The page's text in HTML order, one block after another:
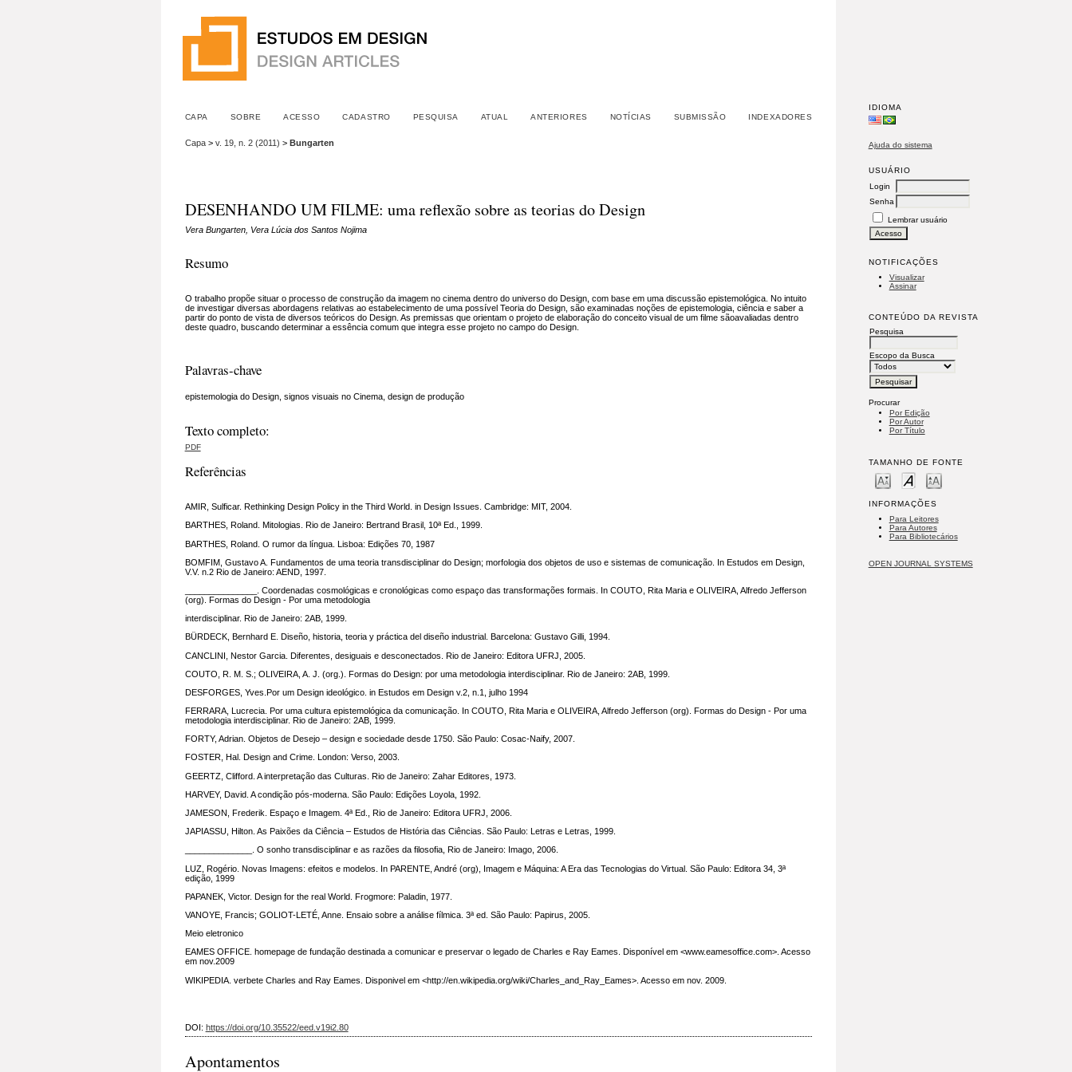
IDIOMA
Ajuda do sistema
USUÁRIO
Login
Senha
Lembrar usuário
NOTIFICAÇÕES
Visualizar
Assinar
CONTEÚDO DA REVISTA
Pesquisa
Escopo da Busca
Procurar
Por Edição
Por Autor
Por Título
TAMANHO DE FONTE
INFORMAÇÕES
Para Leitores
Para Autores
Para Bibliotecários
OPEN JOURNAL SYSTEMS
CAPA SOBRE ACESSO CADASTRO PESQUISA ATUAL ANTERIORES NOTÍCIAS SUBMISSÃO INDEXADORES
Capa> v. 19, n. 2 (2011) > Bungarten
DESENHANDO UM FILME: uma reflexão sobre as teorias do Design
Vera Bungarten, Vera Lúcia dos Santos Nojima
Resumo
O trabalho propõe situar o processo de construção da imagem no cinema dentro do universo do Design, com base em uma discussão epistemológica. No intuito
de investigar diversas abordagens relativas ao estabelecimento de uma possível Teoria do Design, são examinadas noções de epistemologia, ciência e saber a
partir do ponto de vista de diversos teóricos do Design. As premissas que orientam o projeto de elaboração do conceito visual de um filme sãoavaliadas dentro
deste quadro, buscando determinar a essência comum que integra esse projeto no campo do Design.
Palavras-chave
epistemologia do Design, signos visuais no Cinema, design de produção
Texto completo:
PDF
Referências
AMIR, Sulficar. Rethinking Design Policy in the Third World. in Design Issues. Cambridge: MIT, 2004.
BARTHES, Roland. Mitologias. Rio de Janeiro: Bertrand Brasil, 10ª Ed., 1999.
BARTHES, Roland. O rumor da língua. Lisboa: Edições 70, 1987
BOMFIM, Gustavo A. Fundamentos de uma teoria transdisciplinar do Design; morfologia dos objetos de uso e sistemas de comunicação. In Estudos em Design,
V.V. n.2 Rio de Janeiro: AEND, 1997.
_______________. Coordenadas cosmológicas e cronológicas como espaço das transformações formais. In COUTO, Rita Maria e OLIVEIRA, Alfredo Jefferson
(org). Formas do Design - Por uma metodologia
interdisciplinar. Rio de Janeiro: 2AB, 1999.
BÜRDECK, Bernhard E. Diseño, historia, teoria y práctica del diseño industrial. Barcelona: Gustavo Gilli, 1994.
CANCLINI, Nestor Garcia. Diferentes, desiguais e desconectados. Rio de Janeiro: Editora UFRJ, 2005.
COUTO, R. M. S.; OLIVEIRA, A. J. (org.). Formas do Design: por uma metodologia interdisciplinar. Rio de Janeiro: 2AB, 1999.
DESFORGES, Yves.Por um Design ideológico. in Estudos em Design v.2, n.1, julho 1994
FERRARA, Lucrecia. Por uma cultura epistemológica da comunicação. In COUTO, Rita Maria e OLIVEIRA, Alfredo Jefferson (org). Formas do Design - Por uma
metodologia interdisciplinar. Rio de Janeiro: 2AB, 1999.
FORTY, Adrian. Objetos de Desejo – design e sociedade desde 1750. São Paulo: Cosac-Naify, 2007.
FOSTER, Hal. Design and Crime. London: Verso, 2003.
GEERTZ, Clifford. A interpretação das Culturas. Rio de Janeiro: Zahar Editores, 1973.
HARVEY, David. A condição pós-moderna. São Paulo: Edições Loyola, 1992.
JAMESON, Frederik. Espaço e Imagem. 4ª Ed., Rio de Janeiro: Editora UFRJ, 2006.
JAPIASSU, Hilton. As Paixões da Ciência – Estudos de História das Ciências. São Paulo: Letras e Letras, 1999.
______________. O sonho transdisciplinar e as razões da filosofia, Rio de Janeiro: Imago, 2006.
LUZ, Rogério. Novas Imagens: efeitos e modelos. In PARENTE, André (org), Imagem e Máquina: A Era das Tecnologias do Virtual. São Paulo: Editora 34, 3ª
edição, 1999
PAPANEK, Victor. Design for the real World. Frogmore: Paladin, 1977.
VANOYE, Francis; GOLIOT-LETÉ, Anne. Ensaio sobre a análise fílmica. 3ª ed. São Paulo: Papirus, 2005.
Meio eletronico
EAMES OFFICE. homepage de fundação destinada a comunicar e preservar o legado de Charles e Ray Eames. Disponível em <www.eamesoffice.com>. Acesso
em nov.2009
WIKIPEDIA. verbete Charles and Ray Eames. Disponivel em <http://en.wikipedia.org/wiki/Charles_and_Ray_Eames>. Acesso em nov. 2009.
DOI: https://doi.org/10.35522/eed.v19i2.80
Apontamentos